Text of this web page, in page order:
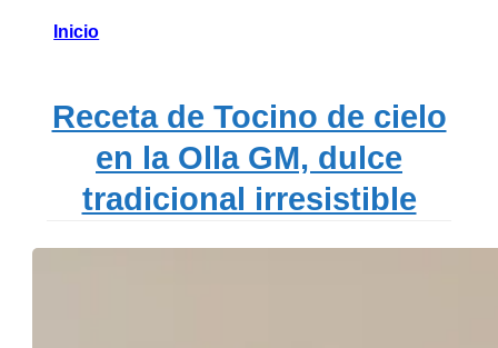
Inicio
Receta de Tocino de cielo
en la Olla GM, dulce
tradicional irresistible